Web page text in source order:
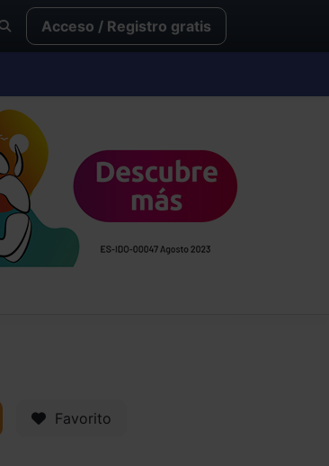
Acceso / Registro gratis
Favorito